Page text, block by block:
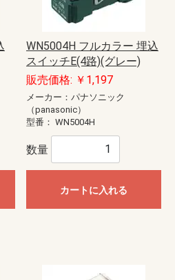
WN5004H フルカラー 埋込
スイッチE(4路)(グレー)
販売価格: ￥1,197
メーカー：パナソニック
（panasonic）
型番： WN5004H
数量
カートに入れる